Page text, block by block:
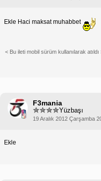
Ekle Haci maksat muhabbet
< Bu ileti mobil sürüm kullanılarak atıldı
F3mania
Yüzbaşı
19 Aralık 2012 Çarşamba
Ekle